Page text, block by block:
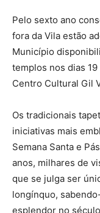
Pelo sexto ano
fora da Vila estão
Município
templos nos dias
Centro Cultural Gil
Os tradicionais
iniciativas mais
Semana Santa e
anos, milhares de
que se julga ser
longínquo,
esplendor no